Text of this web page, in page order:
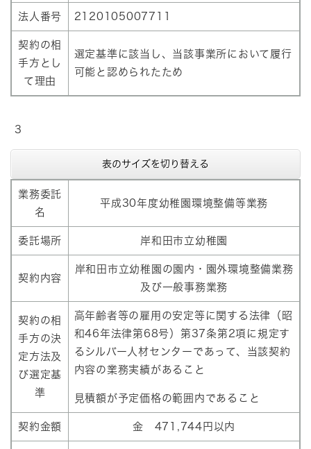
法人番号 2120105007711
契約の相
手方とし
て理由
選定基準に該当し、当該事業所において履行
可能と認められたため
3
表のサイズを切り替える
業務委託
名
平成30年度幼稚園環境整備等業務
委託場所 岸和田市立幼稚園
契約内容
岸和田市立幼稚園の園内・園外環境整備業務
及び一般事務業務
契約の相
手方の決
定方法及
び選定基
準
高年齢者等の雇用の安定等に関する法律（昭
和46年法律第68号）第37条第2項に規定す
るシルバー人材センターであって、当該契約
内容の業務実績があること
見積額が予定価格の範囲内であること
契約金額 金 471,744円以内